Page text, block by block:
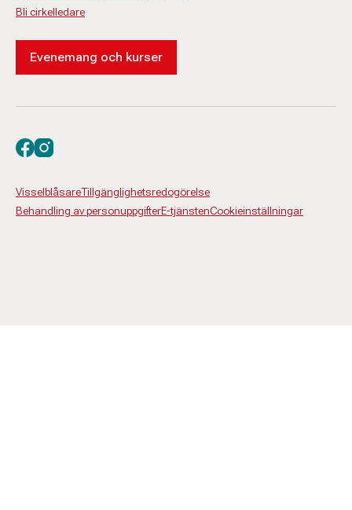
Bli cirkelledare
Evenemang och kurser
VisselblåsareTillgänglighetsredogörelse
Behandling av personuppgifterE-tjänstenCookieinställningar
Besök oss på facebook
Besök oss på instagram